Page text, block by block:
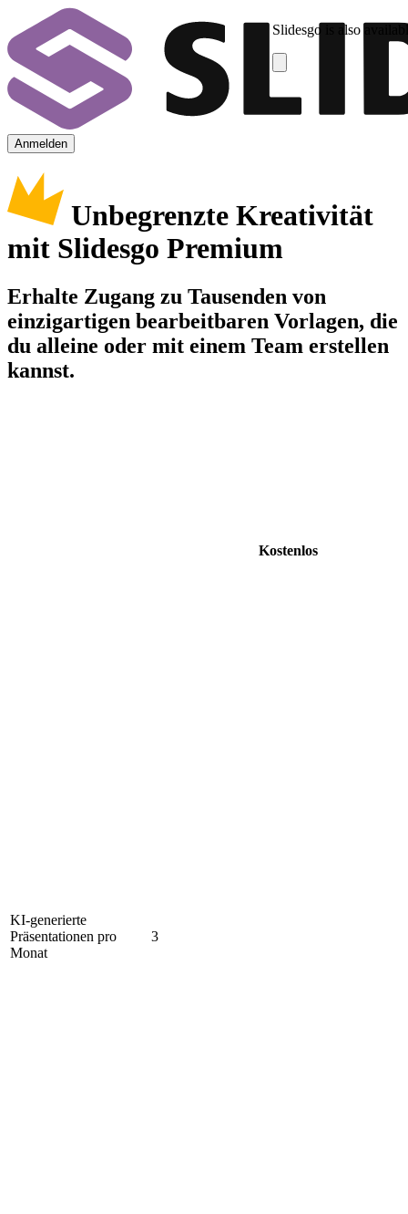
Slidesgo is also
Anmelden
Unbegrenzte Kreativität
mit Slidesgo Premium
Erhalte Zugang zu Tausenden von
einzigartigen bearbeitbaren Vorlagen, die
du alleine oder mit einem Team erstellen
kannst.
Kostenlos
KI-generierte
Präsentationen pro
Monat
3